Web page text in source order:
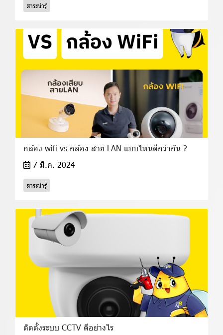
สาระน่ารู้
กล้อง wifi vs กล้อง สาย LAN แบบไหนดีกว่ากัน ?
7 มี.ค. 2024
สาระน่ารู้
ติดตั้งระบบ CCTV ดีอย่างไร